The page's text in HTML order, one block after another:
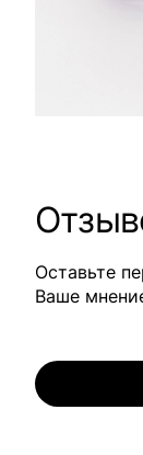
Оставьте
Ваше